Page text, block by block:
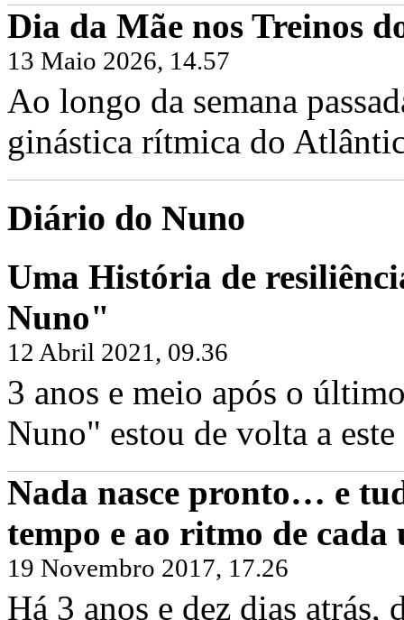
Dia da Mãe nos Treinos
13 Maio 2026, 14.57
Ao longo da semana
ginástica rítmica do
Diário do Nuno
Uma História de
Nuno"
12 Abril 2021, 09.36
3 anos e meio após o
Nuno" estou de volta a este
Nada nasce pronto… e
tempo e ao ritmo de cada
19 Novembro 2017, 17.26
Há 3 anos e dez dias atrás,